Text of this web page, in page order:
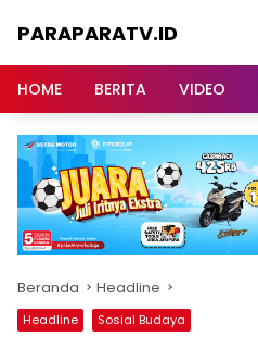
PARAPARATV.ID
Papua
HOME BERITA VIDEO
Beranda Headline
Headline Sosial Budaya